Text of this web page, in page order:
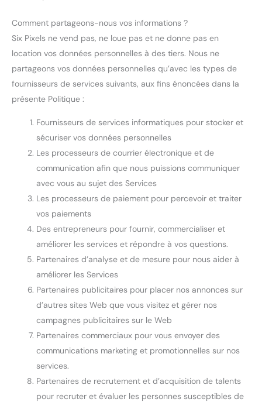
Comment partageons-nous vos informations ?
Six Pixels ne vend pas, ne loue pas et ne donne pas en
location vos données personnelles à des tiers. Nous ne
partageons vos données personnelles qu’avec les types de
fournisseurs de services suivants, aux fins énoncées dans la
présente Politique :
Fournisseurs de services informatiques pour stocker et
sécuriser vos données personnelles
Les processeurs de courrier électronique et de
communication afin que nous puissions communiquer
avec vous au sujet des Services
Les processeurs de paiement pour percevoir et traiter
vos paiements
Des entrepreneurs pour fournir, commercialiser et
améliorer les services et répondre à vos questions.
Partenaires d’analyse et de mesure pour nous aider à
améliorer les Services
Partenaires publicitaires pour placer nos annonces sur
d’autres sites Web que vous visitez et gérer nos
campagnes publicitaires sur le Web
Partenaires commerciaux pour vous envoyer des
communications marketing et promotionnelles sur nos
services.
Partenaires de recrutement et d’acquisition de talents
pour recruter et évaluer les personnes susceptibles de